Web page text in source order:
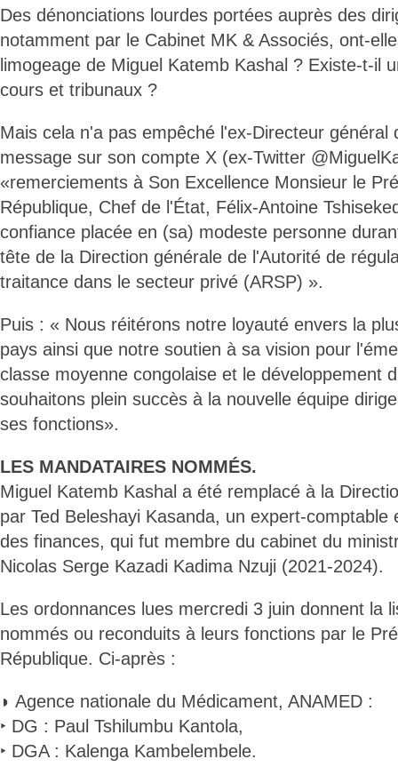
Des dénonciations lourdes portées auprès des
notamment par le Cabinet MK & Associés, ont-
limogeage de Miguel Katemb Kashal ? Existe-t-il
cours et tribunaux ?
Mais cela n'a pas empêché l'ex-Directeur général
message sur son compte X (ex-Twitter
«remerciements à Son Excellence Monsieur le
République, Chef de l'État, Félix-Antoine
confiance placée en (sa) modeste personne
tête de la Direction générale de l'Autorité de
traitance dans le secteur privé (ARSP) ».
Puis : « Nous réitérons notre loyauté envers la
pays ainsi que notre soutien à sa vision pour
classe moyenne congolaise et le développement
souhaitons plein succès à la nouvelle équipe
ses fonctions».
LES MANDATAIRES NOMMÉS.
Miguel Katemb Kashal a été remplacé à la
par Ted Beleshayi Kasanda, un expert-comptable
des finances, qui fut membre du cabinet du
Nicolas Serge Kazadi Kadima Nzuji (2021-2024).
Les ordonnances lues mercredi 3 juin donnent la
nommés ou reconduits à leurs fonctions par le
République. Ci-après :
◗ Agence nationale du Médicament, ANAMED :
‣ DG : Paul Tshilumbu Kantola,
‣ DGA : Kalenga Kambelembele.